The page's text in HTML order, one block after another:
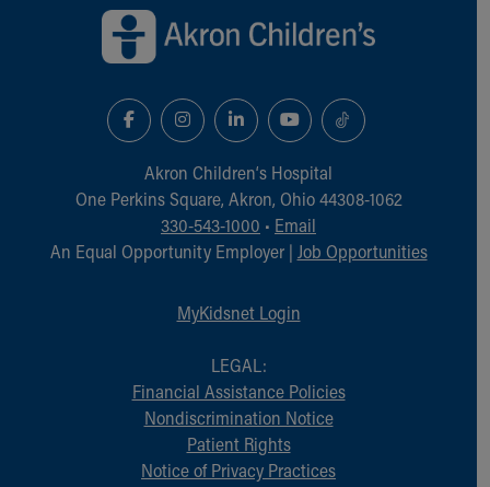
Akron Children‘s Hospital
One Perkins Square, Akron, Ohio 44308-1062
330-543-1000 • Email
An Equal Opportunity Employer | Job Opportunities
MyKidsnet Login
LEGAL:
Financial Assistance Policies
Nondiscrimination Notice
Patient Rights
Notice of Privacy Practices